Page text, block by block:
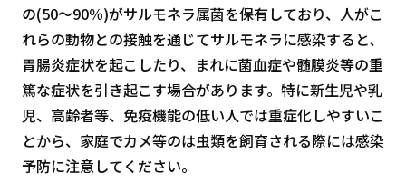
の(50～90％)がサルモネラ属菌を保有しており、人がこ
れらの動物との接触を通じてサルモネラに感染すると、
胃腸炎症状を起こしたり、まれに菌血症や髄膜炎等の重
篤な症状を引き起こす場合があります。特に新生児や乳
児、高齢者等、免疫機能の低い人では重症化しやすいこ
とから、家庭でカメ等のは虫類を飼育される際には感染
予防に注意してください。